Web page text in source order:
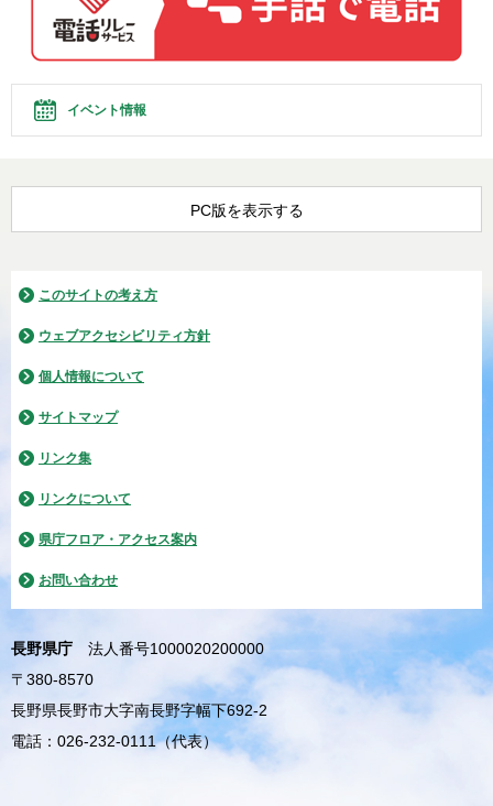
イベント情報
PC版を表示する
このサイトの考え方
ウェブアクセシビリティ方針
個人情報について
サイトマップ
リンク集
リンクについて
県庁フロア・アクセス案内
お問い合わせ
長野県庁
法人番号1000020200000
〒380-8570
長野県長野市大字南長野字幅下692-2
電話：026-232-0111（代表）